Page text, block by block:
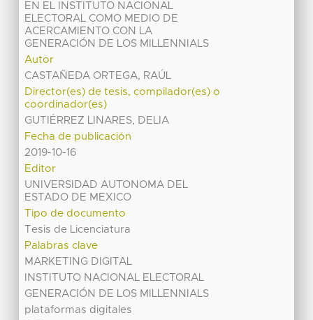
EN EL INSTITUTO NACIONAL
ELECTORAL COMO MEDIO DE
ACERCAMIENTO CON LA
GENERACIÓN DE LOS MILLENNIALS
Autor
CASTAÑEDA ORTEGA, RAÚL
Director(es) de tesis, compilador(es) o
coordinador(es)
GUTIÉRREZ LINARES, DELIA
Fecha de publicación
2019-10-16
Editor
UNIVERSIDAD AUTONOMA DEL
ESTADO DE MEXICO
Tipo de documento
Tesis de Licenciatura
Palabras clave
MARKETING DIGITAL
INSTITUTO NACIONAL ELECTORAL
GENERACIÓN DE LOS MILLENNIALS
plataformas digitales